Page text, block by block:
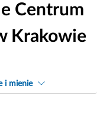
Centrum
Krakowie
i mienie